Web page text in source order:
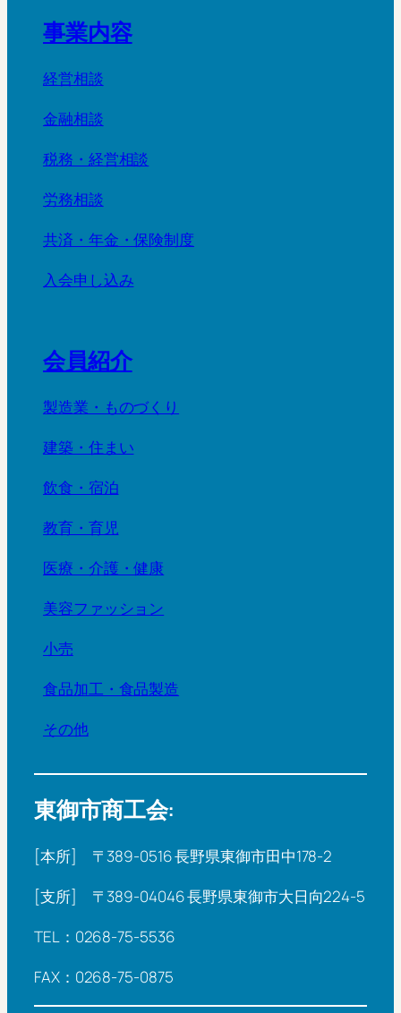
事業内容
経営相談
金融相談
税務・経営相談
労務相談
共済・年金・保険制度
入会申し込み
会員紹介
製造業・ものづくり
建築・住まい
飲食・宿泊
教育・育児
医療・介護・健康
美容ファッション
小売
食品加工・食品製造
その他
東御市商工会:
[本所] 〒389-0516 長野県東御市田中178-2
[支所] 〒389-04046 長野県東御市大日向224-5
TEL：0268-75-5536
FAX：0268-75-0875